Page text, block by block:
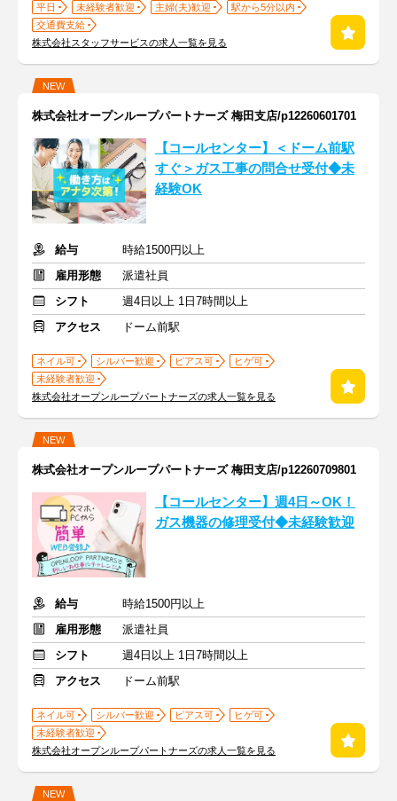
平日 未経験者歓迎 主婦(夫)歓迎
駅から5分以内
交通費支給
株式会社スタッフサービスの求人一覧を見る
NEW
株式会社オープンループパートナーズ 梅田支店/p12260601701
【コールセンター】＜ドーム前駅
すぐ＞ガス工事の問合せ受付◆未
経験OK
給与
時給1500円以上
雇用形態
派遣社員
シフト
週4日以上 1日7時間以上
アクセス
ドーム前駅
ネイル可 シルバー歓迎 ピアス可
ヒゲ可
未経験者歓迎
株式会社オープンループパートナーズの求人一覧を見る
NEW
株式会社オープンループパートナーズ 梅田支店/p12260709801
【コールセンター】週4日～OK！
ガス機器の修理受付◆未経験歓迎
給与
時給1500円以上
雇用形態
派遣社員
シフト
週4日以上 1日7時間以上
アクセス
ドーム前駅
ネイル可 シルバー歓迎 ピアス可
ヒゲ可
未経験者歓迎
株式会社オープンループパートナーズの求人一覧を見る
NEW